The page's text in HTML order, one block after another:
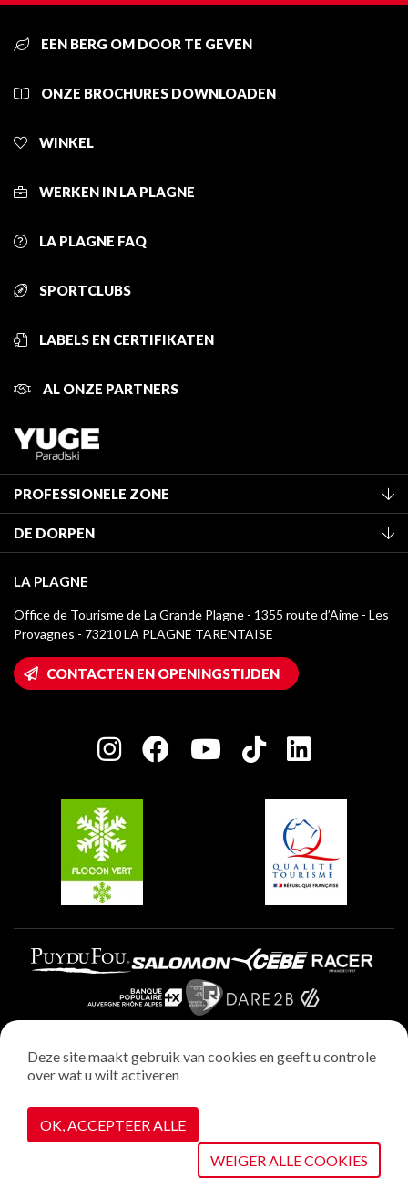
EEN BERG OM DOOR TE GEVEN
ONZE BROCHURES DOWNLOADEN
WINKEL
WERKEN IN LA PLAGNE
LA PLAGNE FAQ
SPORTCLUBS
LABELS EN CERTIFIKATEN
AL ONZE PARTNERS
PROFESSIONELE ZONE
Classificatie van de gemeubileerde accommodaties
Verblijfstaks
Mediatheek
La Plagne logo's
Wifi toegang
Huis van de eigenaar
Charter van toegewijde spelers
DE DORPEN
Montchavin - Les Coches
Champagny-en-Vanoise
Plagne 1800
Plagne Villages
Plagne Aime 2000
LA PLAGNE
Office de Tourisme de La Grande Plagne - 1355 route d’Aime - Les
Provagnes - 73210 LA PLAGNE TARENTAISE
CONTACTEN EN OPENINGSTIJDEN
Wettelijke vermeldingen
Privacybeleid
Realisatie : StudioJuillet
Cookiebeheer
Deze site maakt gebruik van cookies en geeft u controle
over wat u wilt activeren
OK, ACCEPTEER ALLE
WEIGER ALLE COOKIES